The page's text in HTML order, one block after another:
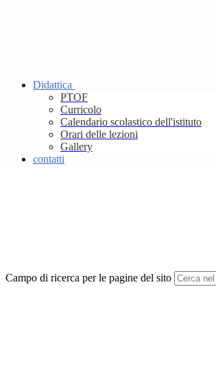
Didattica
PTOF
Curricolo
Calendario scolastico dell'istituto
Orari delle lezioni
Gallery
contatti
Campo di ricerca per le pagine del sito